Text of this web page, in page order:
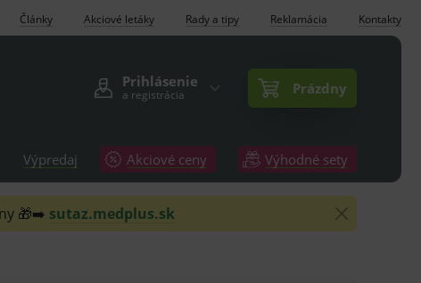
Články Akciové letáky Rady a tipy Reklamácia Kontakty
Prihlásenie
a registrácia Prázdny
Výpredaj Akciové ceny Výhodné sety
🎁➡️ sutaz.medplus.sk